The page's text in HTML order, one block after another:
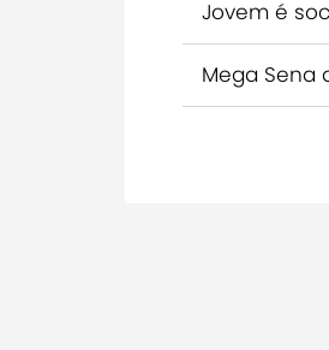
Jovem é
Mega Sena